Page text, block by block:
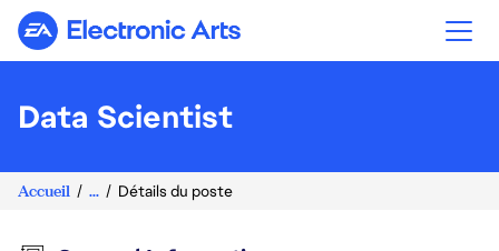
Electronic Arts
Data Scientist
Accueil ... Détails du poste